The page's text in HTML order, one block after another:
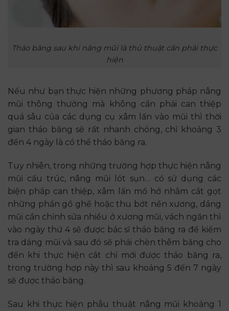
Tháo băng sau khi nâng mũi là thủ thuật cần phải thực
hiện
Nếu như bạn thực hiện những phương pháp nâng
mũi thông thường mà không cần phải can thiệp
quá sâu của các dụng cụ xâm lấn vào mũi thì thời
gian tháo băng sẽ rất nhanh chóng, chỉ khoảng 3
đến 4 ngày là có thể tháo băng ra.
Tuy nhiên, trong những trường hợp thực hiện nâng
mũi cấu trúc, nâng mũi lót sụn… có sử dụng các
biện pháp can thiệp, xâm lấn mổ hở nhằm cắt gọt
những phần gồ ghề hoặc thu bớt nền xương, dáng
mũi cần chỉnh sửa nhiều ở xương mũi, vách ngăn thì
vào ngày thứ 4 sẽ được bác sĩ tháo băng ra để kiểm
tra dáng mũi và sau đó sẽ phải chèn thêm băng cho
đến khi thực hiện cắt chỉ mới được tháo băng ra,
trong trường hợp này thì sau khoảng 5 đến 7 ngày
sẽ được tháo băng.
Sau khi thực hiện phẫu thuật nâng mũi khoảng 1